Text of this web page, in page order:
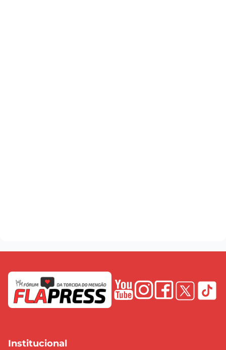
Institucional